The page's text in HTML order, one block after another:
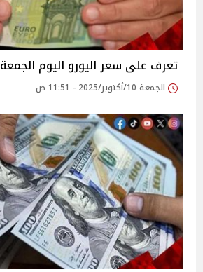
تعرف على سعر اليورو اليوم الجمعة 10/10/2025
الجمعة 10/أكتوبر/2025 - 11:51 ص